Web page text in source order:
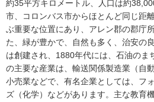
約35平方キロメートル、人口は約
市、コロンバス市からほとんど同じ距
ぶ重要な位置にあり、アレン郡の郡庁
た、緑が豊かで、自然も多く、治安の
は創建され、1880年代には、石油のま
の主要な産業は、輸送関係製造業（自
小売業などで、有名企業としては、フ
ズ（化学）などがあります。主な教育